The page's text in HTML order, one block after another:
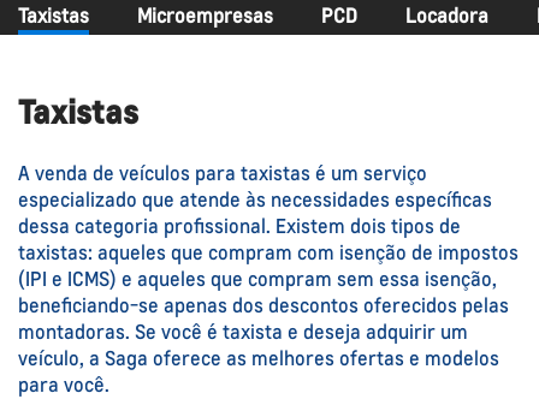
Microempresas PCD Locadora
Taxistas
Taxistas
A venda de veículos para taxistas é um serviço
especializado que atende às necessidades específicas
dessa categoria profissional. Existem dois tipos de
taxistas: aqueles que compram com isenção de impostos
(IPI e ICMS) e aqueles que compram sem essa isenção,
beneficiando-se apenas dos descontos oferecidos pelas
montadoras. Se você é taxista e deseja adquirir um
veículo, a Saga oferece as melhores ofertas e modelos
para você.